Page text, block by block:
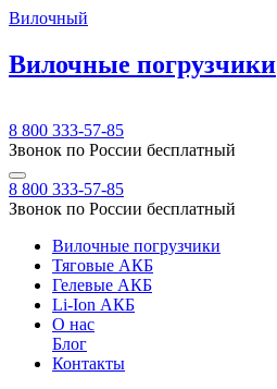
Вилочный
Вилочные погрузчики
8 800 333-57-85
Звонок по России бесплатный
8 800 333-57-85
Звонок по России бесплатный
Вилочные погрузчики
Тяговые АКБ
Гелевые АКБ
Li-Ion АКБ
О нас
Блог
Контакты